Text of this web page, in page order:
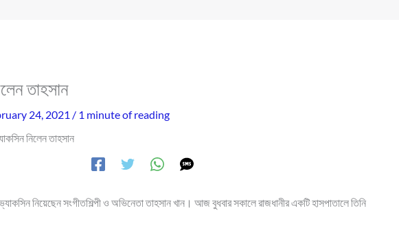
তাহসান
24, 2021 / 1 minute of reading
নিলেন তাহসান
নিয়েছেন সংগীতশিল্পী ও অভিনেতা তাহসান খান। আজ বুধবার সকালে রাজধানীর একটি হাসপাতালে তিনি